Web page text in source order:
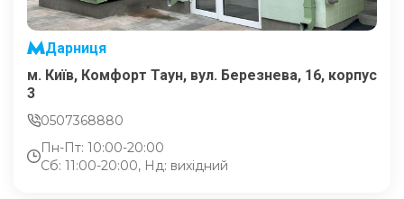
Дарниця
м. Київ, Комфорт Таун, вул. Березнева, 16, корпус
3
0507368880
Пн-Пт: 10:00-20:00
Сб: 11:00-20:00, Нд: вихідний